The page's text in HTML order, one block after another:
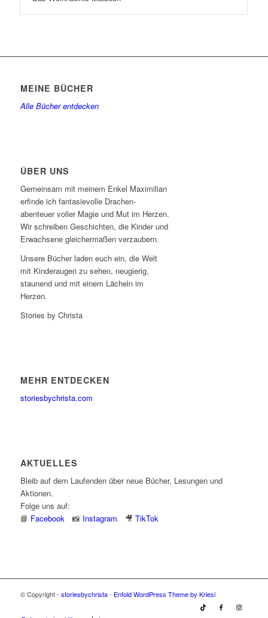
MEINE BÜCHER
Alle Bücher entdecken
ÜBER UNS
Gemeinsam mit meinem Enkel Maximilian
erfinde ich fantasievolle Drachen-
abenteuer voller Magie und Mut im Herzen.
Wir schreiben Geschichten, die Kinder und
Erwachsene gleichermaßen verzaubern.
Unsere Bücher laden euch ein, die Welt
mit Kinderaugen zu sehen, neugierig,
staunend und mit einem Lächeln im
Herzen.
Stories by Christa
MEHR ENTDECKEN
storiesbychrista.com
AKTUELLES
Bleib auf dem Laufenden über neue Bücher, Lesungen und
Aktionen.
Folge uns auf:
📘 Facebook📸 Instagram 🎥 TikTok
© Copyright - storiesbychrista- Enfold WordPress Theme by Kriesi